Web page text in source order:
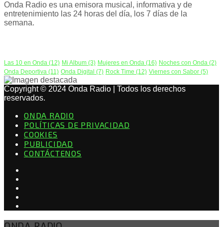
Onda Radio es una emisora musical, informativa y de
entretenimiento las 24 horas del día, los 7 días de la
semana.
Las 10 en Onda (12) Mi Album (3) Mujeres en Onda (16) Noches con Onda (2)
Onda Deportiva (11) Onda Digital (7) Rock Time (12) Viernes con Sabor (5)
Copyright © 2024 Onda Radio | Todos los derechos
reservados.
ONDA RADIO
POLÍTICAS DE PRIVACIDAD
COOKIES
PUBLICIDAD
CONTÁCTENOS